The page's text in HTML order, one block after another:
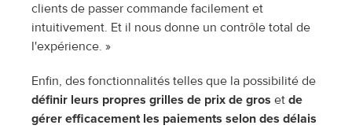
clients de passer commande facilement et
intuitivement. Et il nous donne un contrôle total de
l'expérience. »
définir leurs propres grilles de prix de gros et de
gérer efficacement les paiements selon des délais